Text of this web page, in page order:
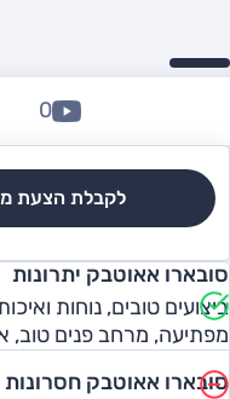
לקבלת הצעת
0
סובארו אאוטבק יתרונות
ביצועים טובים, נוחות
מפתיעה, מרחב פנים טוב,
סובארו אאוטבק חסרונות